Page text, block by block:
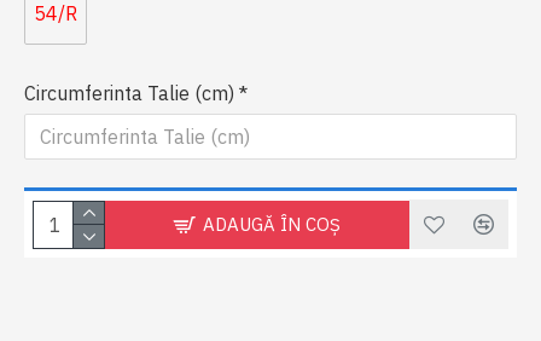
54/R
Circumferinta Talie (cm)
ADAUGĂ ÎN COŞ